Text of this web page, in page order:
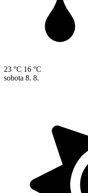
23 °C 16 °C
sobota 8. 8.